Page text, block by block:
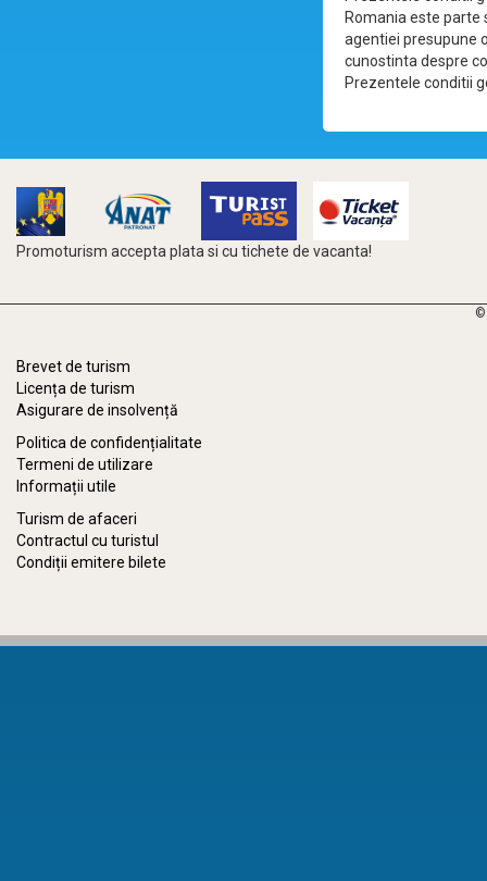
Romania este
agentiei presupune
cunostinta despre
Prezentele conditii
Promoturism accepta plata si cu tichete de vacanta!
©
Brevet de turism
Licența de turism
Asigurare de insolvență
Politica de confidențialitate
Termeni de utilizare
Informații utile
Turism de afaceri
Contractul cu turistul
Condiții emitere bilete